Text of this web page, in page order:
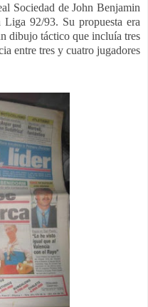
Sociedad de John Benjamin
92/93. Su propuesta era
dibujo táctico que incluía tres
entre tres y cuatro jugadores